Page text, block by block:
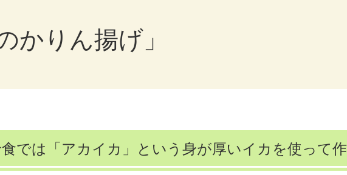
かりん揚げ」
では「アカイカ」という身が厚いイカを使って作